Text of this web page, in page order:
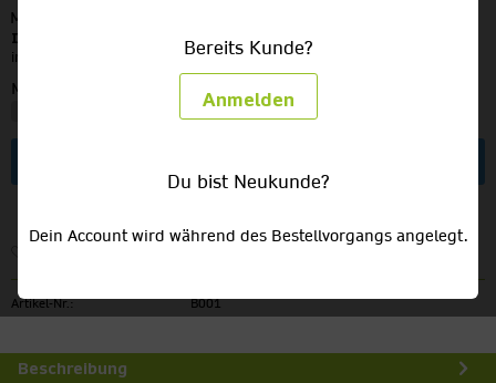
MEHRWEG
Inhalt:
10 Liter (2,25 € / 1 Liter)
inkl. MwSt.
zzgl. Versandkosten
Menge:
Artikel-Nr.: B001
Beschreibung
Bereits Kunde?
Anmelden
Du bist Neukunde?
Dein Account wird während des Bestellvorgangs angelegt.